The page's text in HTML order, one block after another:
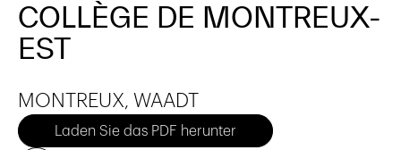
COLLÈGE DE MONTREUX-
EST
MONTREUX, WAADT
Laden Sie das PDF herunter